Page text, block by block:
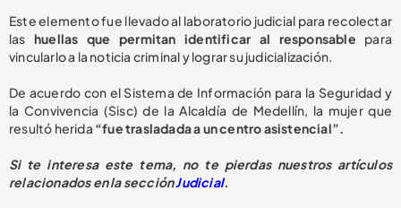
Este elemento fue llevado al laboratorio judicial para recolectar
lashuellas que permitan identificar al responsable para
vincularlo a la noticia criminal y lograr su judicialización.
De acuerdo con el Sistema de Información para la Seguridad y
la Convivencia (Sisc) de la Alcaldía de Medellín, la mujer que
resultó herida “fue trasladada a un centro asistencial”.
Si te interesa este tema, no te pierdas nuestros artículos
relacionados en la secciónJudicial.